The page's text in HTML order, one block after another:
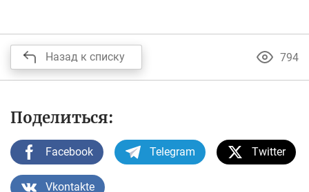
Назад к списку 794
Поделиться:
Facebook Telegram Twitter
Vkontakte